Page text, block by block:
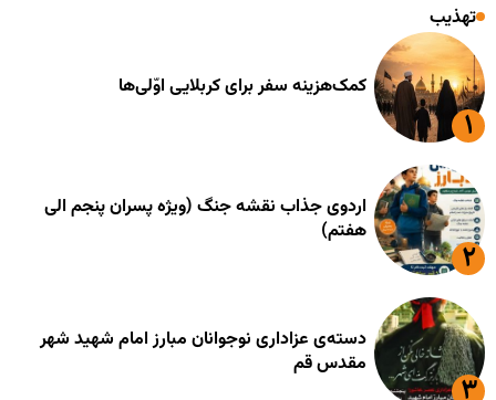
تهذیب
کمک‌هزینه سفر برای کربلایی اوّلی‌ها
اردوی جذاب نقشه جنگ (ویژه پسران پنجم الی
هفتم)
دسته‌ی عزاداری نوجوانان مبارز امام شهید شهر
مقدس قم